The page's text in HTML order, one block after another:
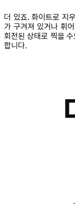
더 있죠. 화이트로 지
가 구겨져 있거나 휘
회전된 상태로 찍을
합니다.